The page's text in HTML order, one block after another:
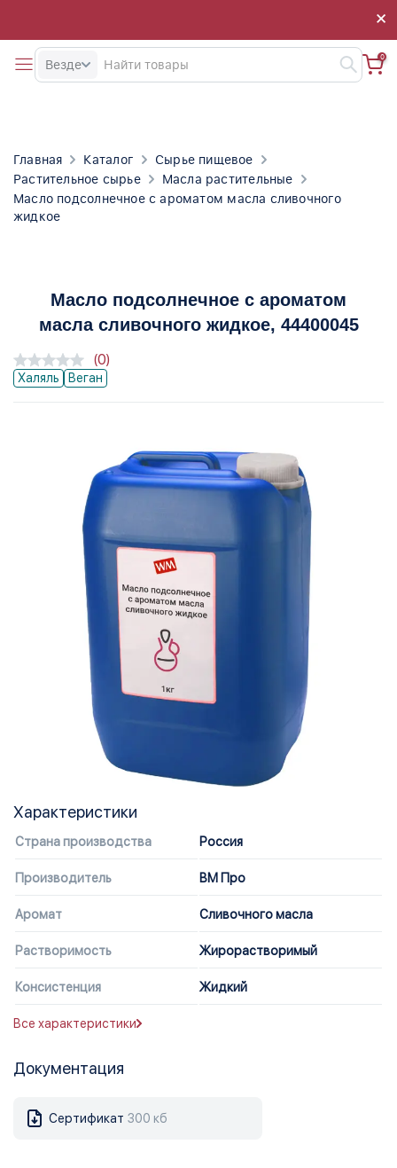
×
×
Везде
0
Главная Каталог
Сырье пищевое
Растительное сырье
Масла растительные
Масло подсолнечное с ароматом масла сливочного
жидкое
Масло подсолнечное с ароматом
масла сливочного жидкое, 44400045
Халяль Веган
(0)
Характеристики
Страна производства Россия
Производитель ВМ Про
Аромат Сливочного масла
Растворимость Жирорастворимый
Консистенция Жидкий
Все характеристики
Документация
Сертификат 300 кб